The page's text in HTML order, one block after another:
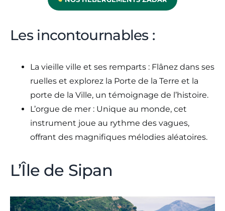
Les incontournables :
La vieille ville et ses remparts : Flânez dans ses
ruelles et explorez la Porte de la Terre et la
porte de la Ville, un témoignage de l’histoire.
L’orgue de mer : Unique au monde, cet
instrument joue au rythme des vagues,
offrant des magnifiques mélodies aléatoires.
L’Île de Sipan